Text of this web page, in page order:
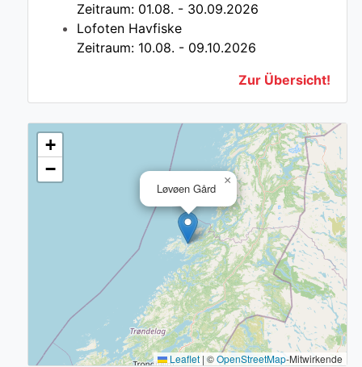
Zeitraum: 01.08. - 30.09.2026
Lofoten Havfiske
Zeitraum: 10.08. - 09.10.2026
Zur Übersicht!
Løvøen Gård
×
+
−
Leaflet | ©OpenStreetMap-Mitwirkende